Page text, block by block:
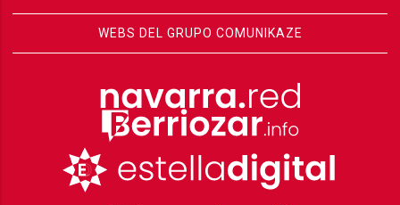
WEBS DEL GRUPO COMUNIKAZE